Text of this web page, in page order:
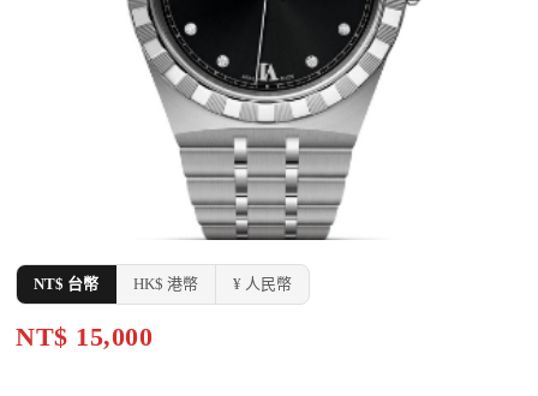
NT$ 台幣 HK$ 港幣 ¥ 人民幣
NT$ 15,000